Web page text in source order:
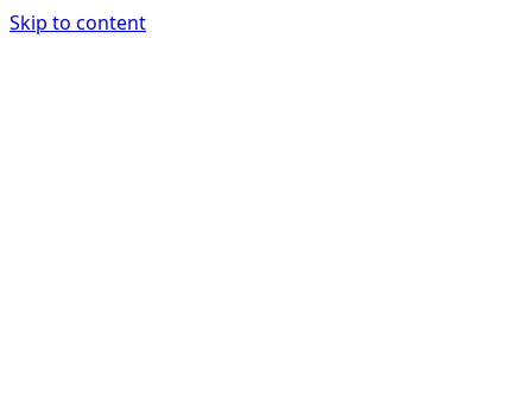
Skip to content